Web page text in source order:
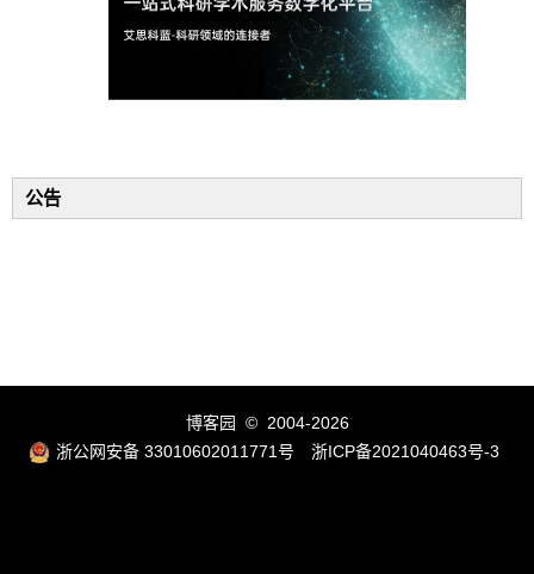
公告
博客园
© 2004-2026
浙公网安备 33010602011771号
浙ICP备2021040463号-3